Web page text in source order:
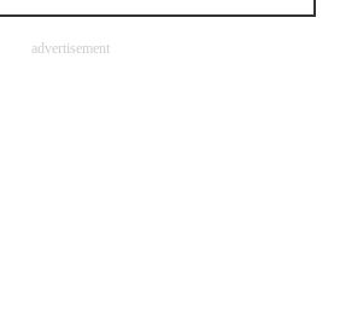
サイト
advertisement